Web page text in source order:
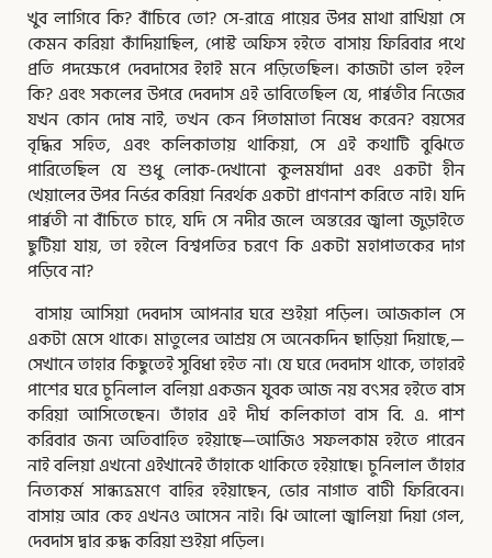
খুব লাগিবে কি? বাঁচিবে তো? সে-রাত্রে পায়ের উপর মাথা রাখিয়া সে
কেমন করিয়া কাঁদিয়াছিল, পোস্ট অফিস হইতে বাসায় ফিরিবার পথে
প্রতি পদক্ষেপে দেবদাসের ইহাই মনে পড়িতেছিল। কাজটা ভাল হইল
কি? এবং সকলের উপরে দেবদাস এই ভাবিতেছিল যে, পার্ব্বতীর নিজের
যখন কোন দোষ নাই, তখন কেন পিতামাতা নিষেধ করেন? বয়সের
বৃদ্ধির সহিত, এবং কলিকাতায় থাকিয়া, সে এই কথাটি বুঝিতে
পারিতেছিল যে শুধু লোক-দেখানো কুলমর্যাদা এবং একটা হীন
খেয়ালের উপর নির্ভর করিয়া নিরর্থক একটা প্রাণনাশ করিতে নাই। যদি
পার্ব্বতী না বাঁচিতে চাহে, যদি সে নদীর জলে অন্তরের জ্বালা জুড়াইতে
ছুটিয়া যায়, তা হইলে বিশ্বপতির চরণে কি একটা মহাপাতকের দাগ
পড়িবে না?
বাসায় আসিয়া দেবদাস আপনার ঘরে শুইয়া পড়িল। আজকাল সে
একটা মেসে থাকে। মাতুলের আশ্রয় সে অনেকদিন ছাড়িয়া দিয়াছে,—
সেখানে তাহার কিছুতেই সুবিধা হইত না। যে ঘরে দেবদাস থাকে, তাহারই
পাশের ঘরে চুনিলাল বলিয়া একজন যুবক আজ নয় বৎসর হইতে বাস
করিয়া আসিতেছেন। তাঁহার এই দীর্ঘ কলিকাতা বাস বি. এ. পাশ
করিবার জন্য অতিবাহিত হইয়াছে—আজিও সফলকাম হইতে পারেন
নাই বলিয়া এখনো এইখানেই তাঁহাকে থাকিতে হইয়াছে। চুনিলাল তাঁহার
নিত্যকর্ম সান্ধ্যভ্রমণে বাহির হইয়াছেন, ভোর নাগাত বাটী ফিরিবেন।
বাসায় আর কেহ এখনও আসেন নাই। ঝি আলো জ্বালিয়া দিয়া গেল,
দেবদাস দ্বার রুদ্ধ করিয়া শুইয়া পড়িল।